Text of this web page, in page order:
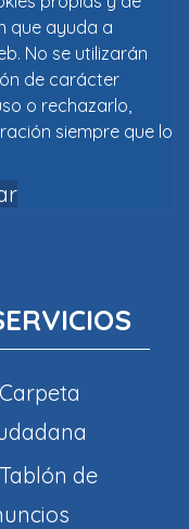
que ayuda a
No se utilizarán
de carácter
o rechazarlo,
siempre que lo
Carpeta
Tablón de